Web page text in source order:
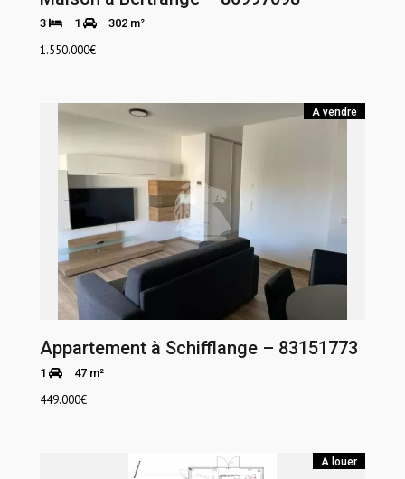
3 1 302 m²
1.550.000€
A vendre
Appartement à Schifflange – 83151773
1 47 m²
449.000€
A louer